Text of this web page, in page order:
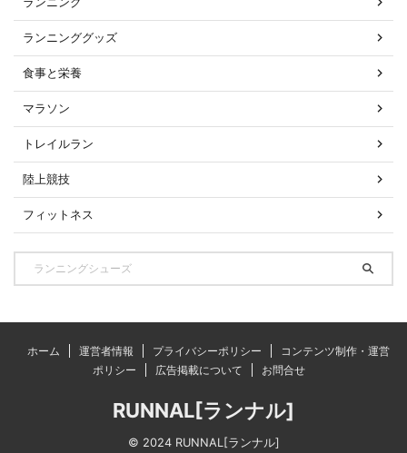
ランニンググッズ
食事と栄養
マラソン
トレイルラン
陸上競技
フィットネス
ホーム 運営者情報 プライバシーポリシー
コンテンツ制作・運営
ポリシー
広告掲載について お問合せ
RUNNAL[ランナル]
© 2024 RUNNAL[ランナル]